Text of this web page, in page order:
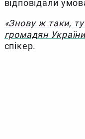
відповідали
«Знову ж таки,
громадян
спікер.